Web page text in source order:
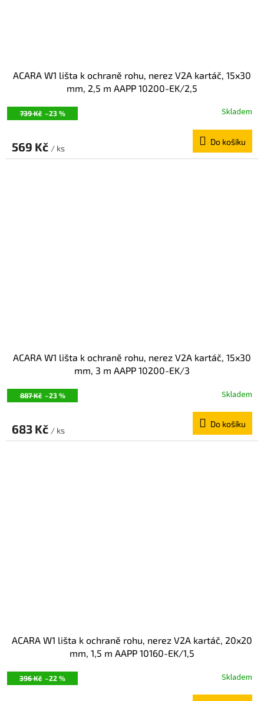
739 Kč –23 %
ACARA W1 lišta k ochraně rohu, nerez V2A kartáč, 15x30
mm, 2,5 m AAPP 10200-EK/2,5
Skladem
569 Kč / ks
Do košíku
887 Kč –23 %
ACARA W1 lišta k ochraně rohu, nerez V2A kartáč, 15x30
mm, 3 m AAPP 10200-EK/3
Skladem
683 Kč / ks
Do košíku
396 Kč –22 %
ACARA W1 lišta k ochraně rohu, nerez V2A kartáč, 20x20
mm, 1,5 m AAPP 10160-EK/1,5
Skladem